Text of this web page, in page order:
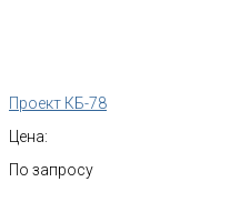
Проект КБ-78
Цена:
По запросу